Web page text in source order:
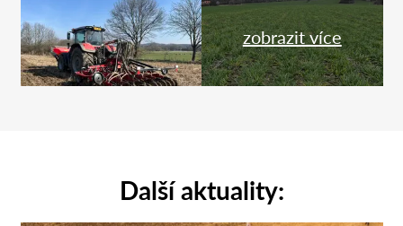
zobrazit více
Další aktuality: